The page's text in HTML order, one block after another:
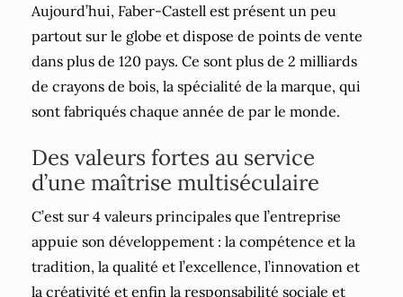
Aujourd’hui, Faber-Castell est présent un peu
partout sur le globe et dispose de points de vente
dans plus de 120 pays. Ce sont plus de 2 milliards
de crayons de bois, la spécialité de la marque, qui
sont fabriqués chaque année de par le monde.
Des valeurs fortes au service
d’une maîtrise multiséculaire
C’est sur 4 valeurs principales que l’entreprise
appuie son développement : la compétence et la
tradition, la qualité et l’excellence, l’innovation et
la créativité et enfin la responsabilité sociale et